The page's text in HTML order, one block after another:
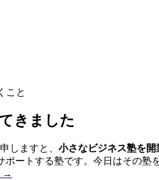
こと
きました
しますと、 小さなビジネス塾を開
ートする塾です。今日はその
→